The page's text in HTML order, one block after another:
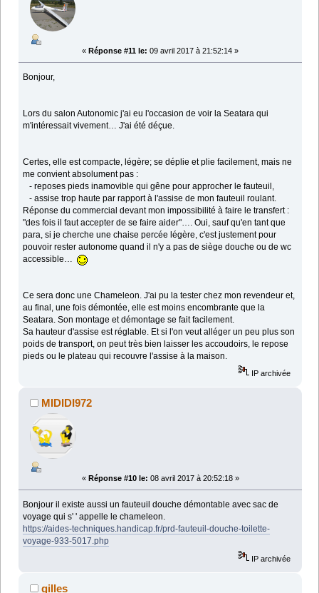
« Réponse #11 le: 09 avril 2017 à 21:52:14 »
Bonjour,
Lors du salon Autonomic j'ai eu l'occasion de voir la Seatara qui
m'intéressait vivement… J'ai été déçue.
Certes, elle est compacte, légère; se déplie et plie facilement, mais ne
me convient absolument pas :
- reposes pieds inamovible qui gêne pour approcher le fauteuil,
- assise trop haute par rapport à l'assise de mon fauteuil roulant.
Réponse du commercial devant mon impossibilité à faire le transfert :
"des fois il faut accepter de se faire aider"…. Oui, sauf qu'en tant que
para, si je cherche une chaise percée légère, c'est justement pour
pouvoir rester autonome quand il n'y a pas de siège douche ou de wc
accessible…
Ce sera donc une Chameleon. J'ai pu la tester chez mon revendeur et,
au final, une fois démontée, elle est moins encombrante que la
Seatara. Son montage et démontage se fait facilement.
Sa hauteur d'assise est réglable. Et si l'on veut alléger un peu plus son
poids de transport, on peut très bien laisser les accoudoirs, le repose
pieds ou le plateau qui recouvre l'assise à la maison.
IP archivée
MIDIDI972
« Réponse #10 le: 08 avril 2017 à 20:52:18 »
Bonjour il existe aussi un fauteuil douche démontable avec sac de
voyage qui s' ' appelle le chameleon.
https://aides-techniques.handicap.fr/prd-fauteuil-douche-toilette-
voyage-933-5017.php
IP archivée
gilles